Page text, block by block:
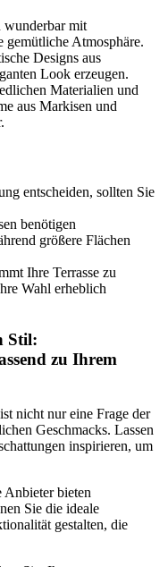
wunderbar mit
gemütliche Atmosphäre.
Designs aus
Look erzeugen.
Materialien und
aus Markisen und
entscheiden, sollten Sie
benötigen
größere Flächen
Ihre Terrasse zu
Wahl erheblich
Stil:
zu Ihrem
nicht nur eine Frage der
Geschmacks. Lassen
inspirieren, um
Anbieter bieten
Sie die ideale
gestalten, die